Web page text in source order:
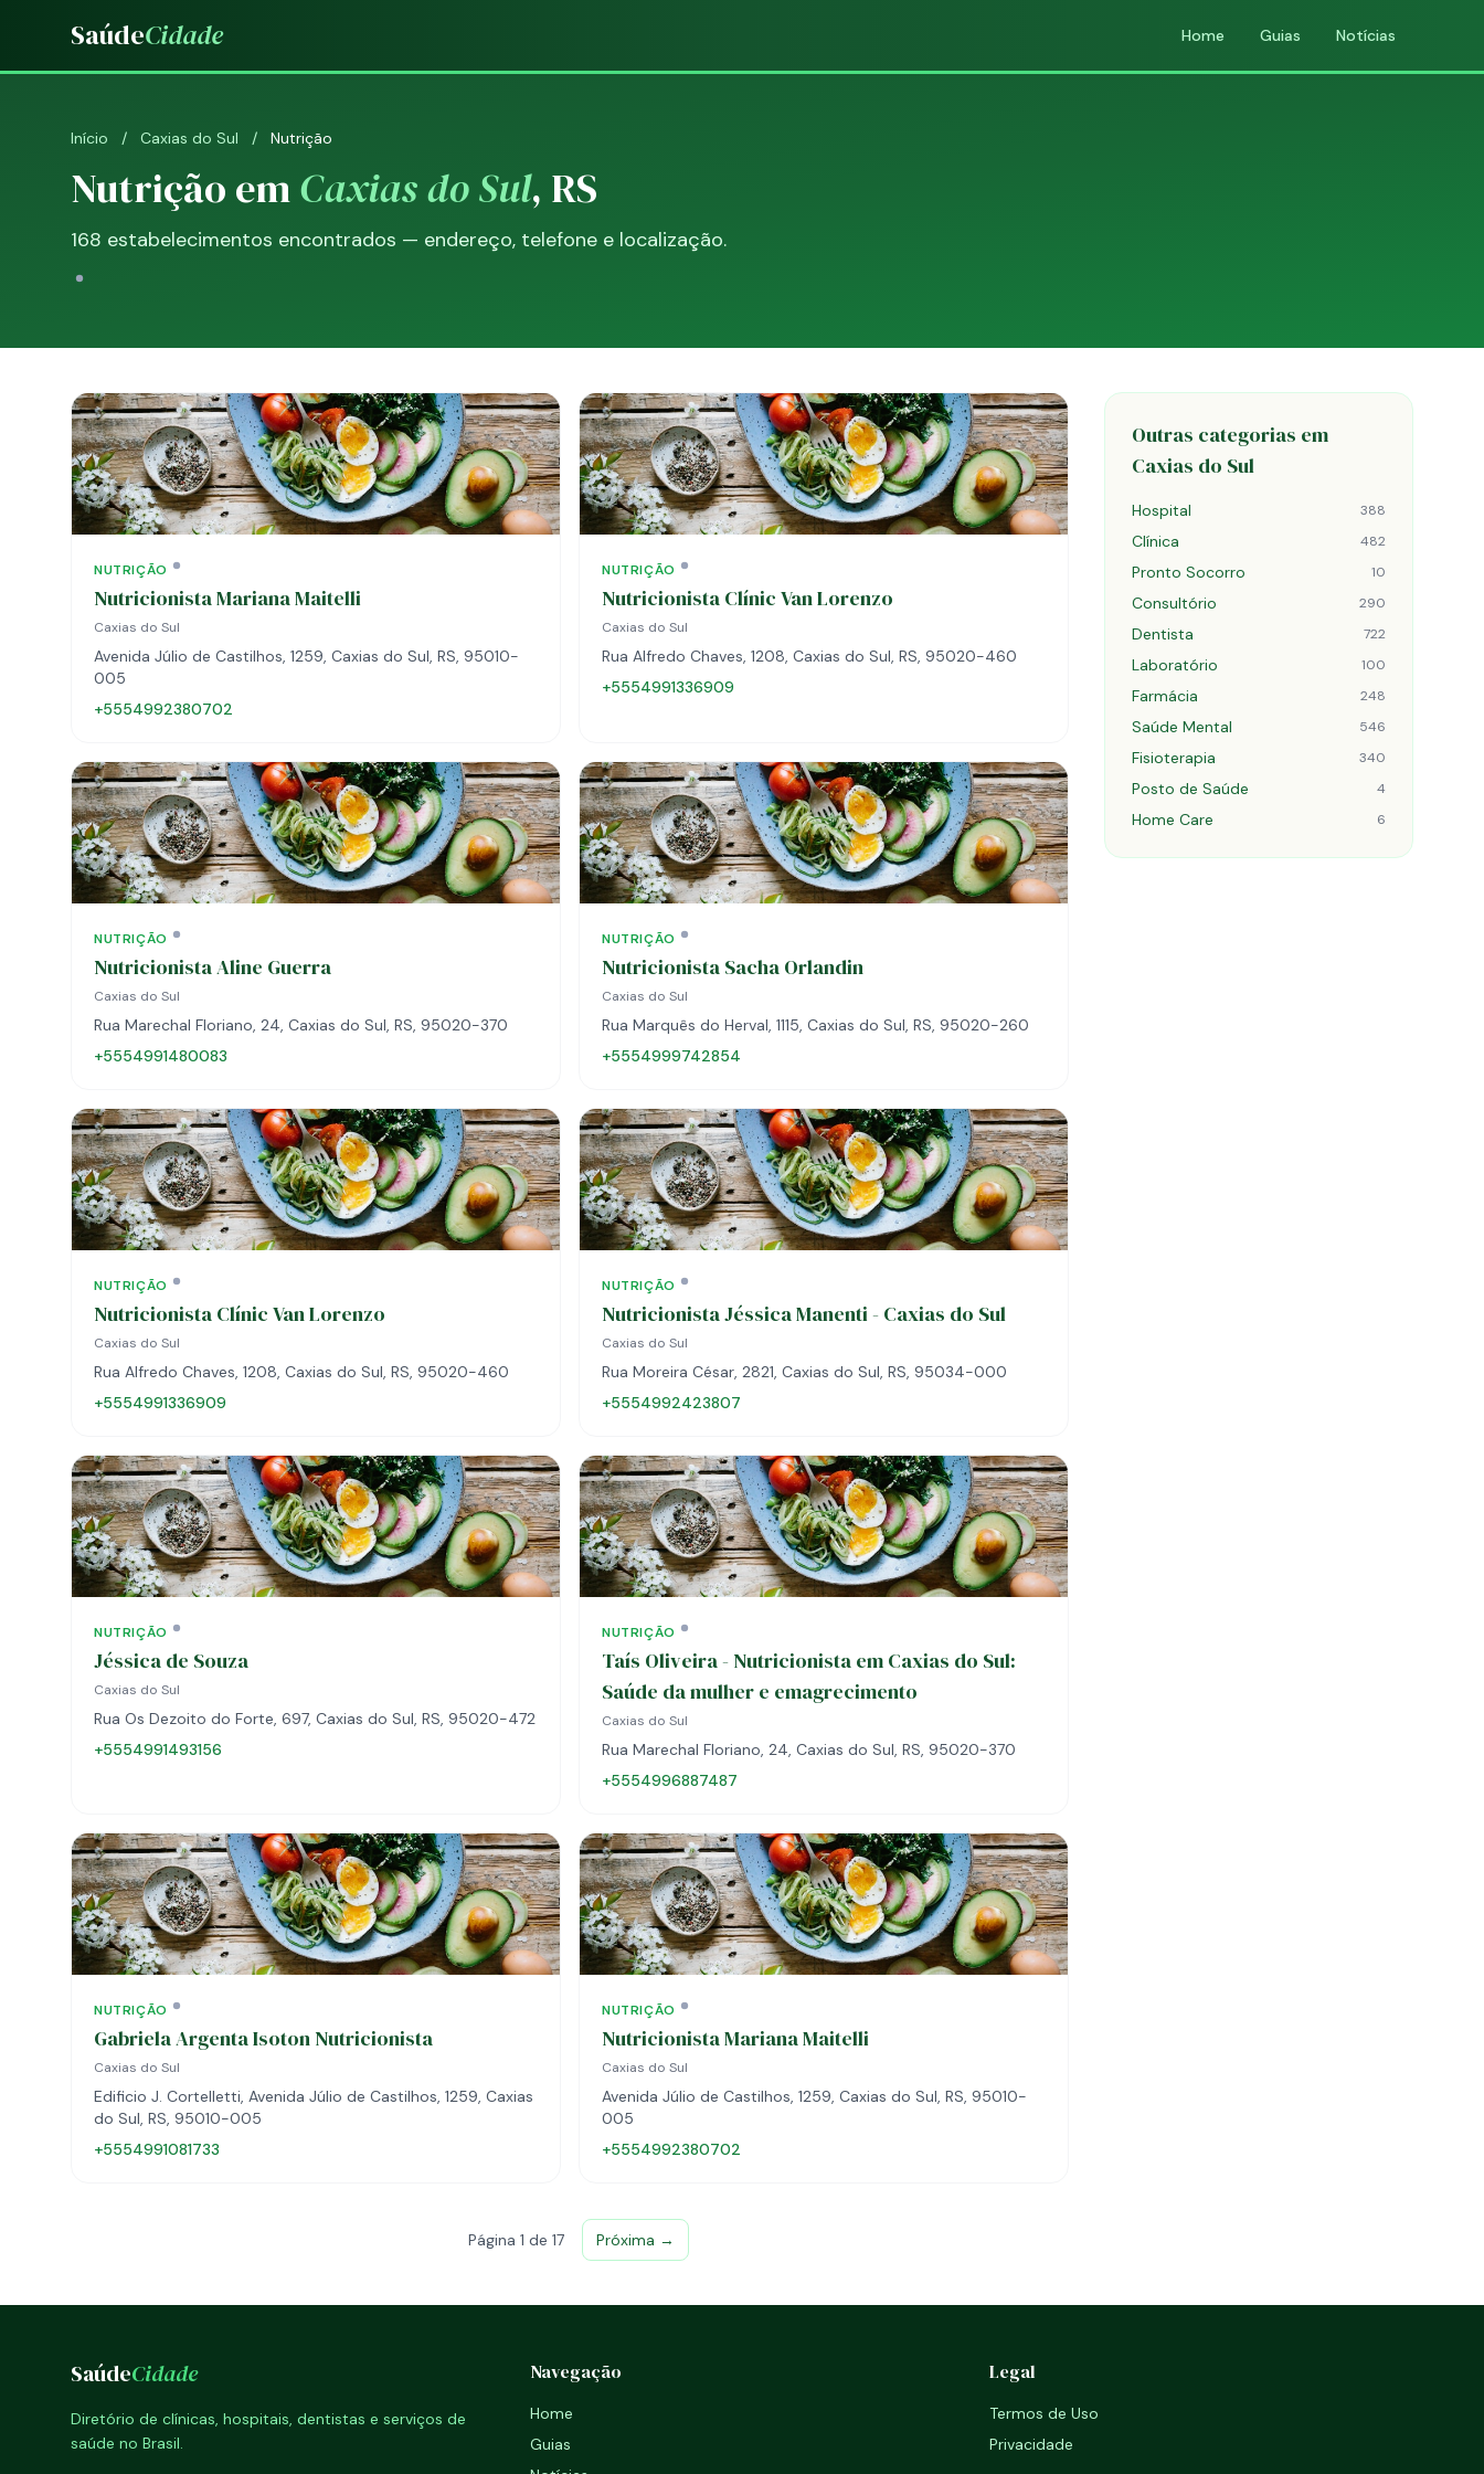
SaúdeCidade Home Guias Notícias
Início / Caxias do Sul / Nutrição
Nutrição emCaxias do Sul, RS
168 estabelecimentos encontrados — endereço, telefone e localização.
NUTRIÇÃO
Nutricionista Mariana Maitelli
Caxias do Sul
Avenida Júlio de Castilhos, 1259, Caxias do Sul, RS, 95010-
005
+5554992380702
NUTRIÇÃO
Nutricionista Clínic Van Lorenzo
Caxias do Sul
Rua Alfredo Chaves, 1208, Caxias do Sul, RS, 95020-460
+5554991336909
NUTRIÇÃO
Nutricionista Aline Guerra
Caxias do Sul
Rua Marechal Floriano, 24, Caxias do Sul, RS, 95020-370
+5554991480083
NUTRIÇÃO
Nutricionista Sacha Orlandin
Caxias do Sul
Rua Marquês do Herval, 1115, Caxias do Sul, RS, 95020-260
+5554999742854
NUTRIÇÃO
Nutricionista Clínic Van Lorenzo
Caxias do Sul
Rua Alfredo Chaves, 1208, Caxias do Sul, RS, 95020-460
+5554991336909
NUTRIÇÃO
Nutricionista Jéssica Manenti - Caxias do Sul
Caxias do Sul
Rua Moreira César, 2821, Caxias do Sul, RS, 95034-000
+5554992423807
NUTRIÇÃO
Jéssica de Souza
Caxias do Sul
Rua Os Dezoito do Forte, 697, Caxias do Sul, RS, 95020-472
+5554991493156
NUTRIÇÃO
Taís Oliveira - Nutricionista em Caxias do Sul:
Saúde da mulher e emagrecimento
Caxias do Sul
Rua Marechal Floriano, 24, Caxias do Sul, RS, 95020-370
+5554996887487
NUTRIÇÃO
Gabriela Argenta Isoton Nutricionista
Caxias do Sul
Edificio J. Cortelletti, Avenida Júlio de Castilhos, 1259, Caxias
do Sul, RS, 95010-005
+5554991081733
NUTRIÇÃO
Nutricionista Mariana Maitelli
Caxias do Sul
Avenida Júlio de Castilhos, 1259, Caxias do Sul, RS, 95010-
005
+5554992380702
Página 1 de 17 Próxima →
Outras categorias em
Caxias do Sul
Hospital 388
Clínica 482
Pronto Socorro 10
Consultório 290
Dentista 722
Laboratório 100
Farmácia 248
Saúde Mental 546
Fisioterapia 340
Posto de Saúde 4
Home Care 6
SaúdeCidade
Diretório de clínicas, hospitais, dentistas e serviços de
saúde no Brasil.
Navegação
Home
Guias
Legal
Termos de Uso
Privacidade